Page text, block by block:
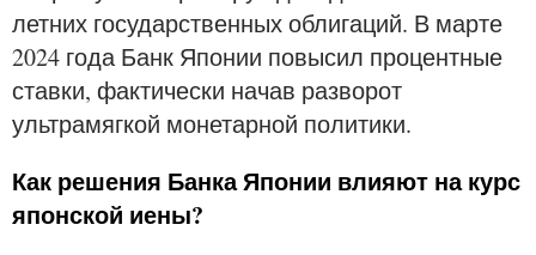
летних государственных облигаций. В марте
2024 года Банк Японии повысил процентные
ставки, фактически начав разворот
ультрамягкой монетарной политики.
Как решения Банка Японии влияют на курс
японской иены?